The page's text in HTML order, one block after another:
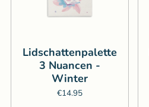
Lidschattenpalette
3 Nuancen -
Winter
€14.95